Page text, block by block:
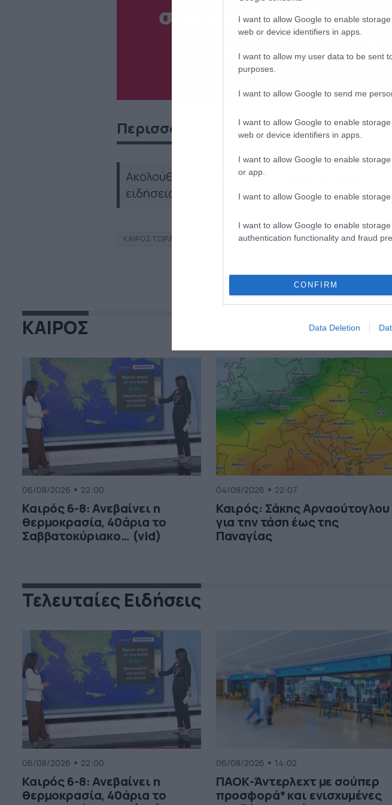
I want to allow Google to enable
web or device identifiers in apps.
I want to allow my user data to be sent
purposes.
I want to allow Google to send me
I want to allow Google to enable
web or device identifiers in apps.
I want to allow Google to enable
or app.
I want to allow Google to enable
I want to allow Google to enable
authentication functionality and fraud
CONFIRM
Data Deletion
Περισσότερα
Ακολούθησε το dokari.gr στο
ειδήσεις
ΚΑΙΡΟΣ ΤΩΡΑ ΓΙΩΡΓΟΣ ΤΣΑΤΡΑΦΥΛΛΙΑΣ
ΚΑΙΡΟΣ
06/08/2026 22:00
Καιρός 6-8: Ανεβαίνει η
θερμοκρασία, 40άρια το
Σαββατοκύριακο… (vid)
04/08/2026 22:07
Καιρός: Σάκης Αρναούτογλου
για την τάση έως της
Παναγίας
Τελευταίες Ειδήσεις
06/08/2026 22:00
Καιρός 6-8: Ανεβαίνει η
θερμοκρασία, 40άρια το
06/08/2026 14:02
ΠΑΟΚ-Άντερλεχτ με σούπερ
προσφορά* και ενισχυμένες